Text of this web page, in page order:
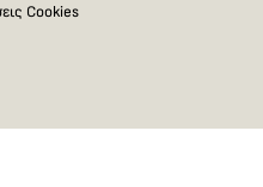
Cookies